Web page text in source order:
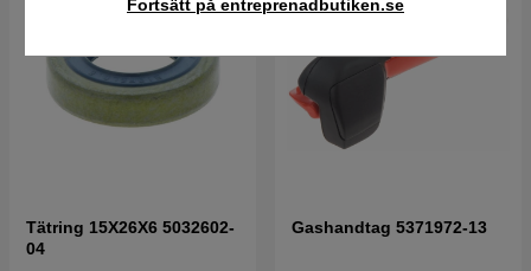
Fortsätt på entreprenadbutiken.se
Tätring 15X26X6 5032602-
04
Gashandtag 5371972-13